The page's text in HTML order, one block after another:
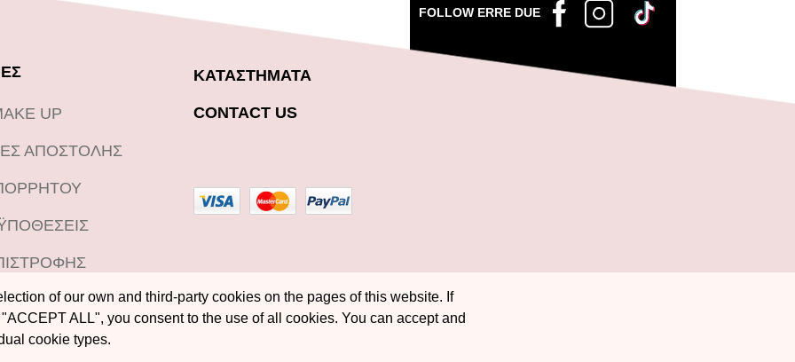
FOLLOW ERRE DUE
UP
ΑΠΟΣΤΟΛΗΣ
ΚΑΤΑΣΤΗΜΑΤΑ
CONTACT US
of our own and third-party cookies on the pages of this website. If
ALL", you consent to the use of all cookies. You can accept and
cookie types.